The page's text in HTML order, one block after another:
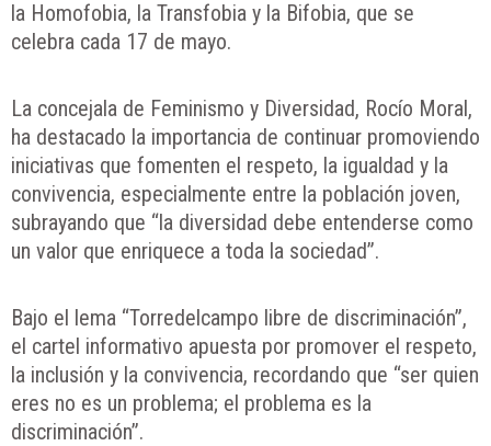
la Homofobia, la Transfobia y la Bifobia, que se
celebra cada 17 de mayo.
La concejala de Feminismo y Diversidad, Rocío Moral,
ha destacado la importancia de continuar promoviendo
iniciativas que fomenten el respeto, la igualdad y la
convivencia, especialmente entre la población joven,
subrayando que “la diversidad debe entenderse como
un valor que enriquece a toda la sociedad”.
Bajo el lema “Torredelcampo libre de discriminación”,
el cartel informativo apuesta por promover el respeto,
la inclusión y la convivencia, recordando que “ser quien
eres no es un problema; el problema es la
discriminación”.